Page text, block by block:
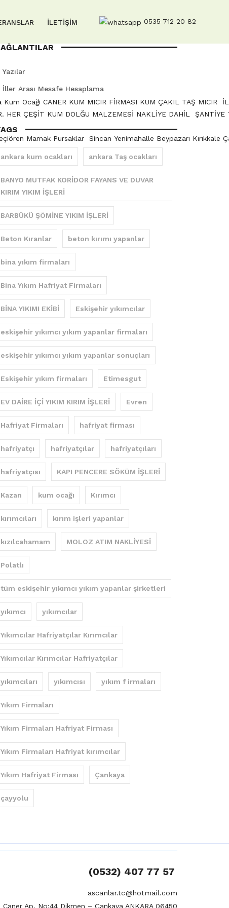
0535 712 20 82
İLETİŞİM
Ocağı CANER KUM MICIR FİRMASI KUM ÇAKIL TAŞ MICIR
HER ÇEŞİT KUM DOLĞU MALZEMESİ NAKLİYE DAHİL
Mamak Pursaklar Sincan Yenimahalle Beypazarı Kırıkkale
Yazılar
İller Arası Mesafe Hesaplama
ankara kum ocakları ankara Taş ocakları
BANYO MUTFAK KORİDOR FAYANS VE DUVAR
KIRIM YIKIM İŞLERİ
BARBÜKÜ ŞÖMİNE YIKIM İŞLERİ
Beton Kıranlar beton kırımı yapanlar
bina yıkım firmaları
Bina Yıkım Hafriyat Firmaları
BİNA YIKIMI EKİBİ Eskişehir yıkımcılar
eskişehir yıkımcı yıkım yapanlar firmaları
eskişehir yıkımcı yıkım yapanlar sonuçları
Eskişehir yıkım firmaları Etimesgut
EV DAİRE İÇİ YIKIM KIRIM İŞLERİ Evren
Hafriyat Firmaları hafriyat firması
hafriyatçı hafriyatçılar hafriyatçıları
hafriyatçısı KAPI PENCERE SÖKÜM İŞLERİ
Kazan kum ocağı Kırımcı
kırımcıları kırım işleri yapanlar
kızılcahamam MOLOZ ATIM NAKLİYESİ
Polatlı
tüm eskişehir yıkımcı yıkım yapanlar şirketleri
yıkımcı yıkımcılar
Yıkımcılar Hafriyatçılar Kırımcılar
Yıkımcılar Kırımcılar Hafriyatçılar
yıkımcıları yıkımcısı yıkım f irmaları
Yıkım Firmaları
Yıkım Firmaları Hafriyat Firması
Yıkım Firmaları Hafriyat kırımcılar
Yıkım Hafriyat Firması Çankaya
çayyolu
(0532) 407 77 57
ascanlar.tc@hotmail.com
Caner Ap. No:44 Dikmen – Çankaya ANKARA 06450